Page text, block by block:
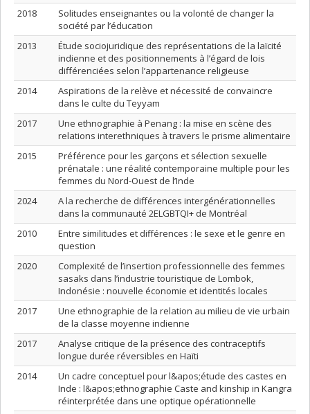
2018
Solitudes enseignantes ou la volonté de changer la
société par l’éducation
2013
Étude sociojuridique des représentations de la laïcité
indienne et des positionnements à l’égard de lois
différenciées selon l’appartenance religieuse
2014
Aspirations de la relève et nécessité de convaincre
dans le culte du Teyyam
2017
Une ethnographie à Penang : la mise en scène des
relations interethniques à travers le prisme alimentaire
2015
Préférence pour les garçons et sélection sexuelle
prénatale : une réalité contemporaine multiple pour les
femmes du Nord-Ouest de l’Inde
2024
A la recherche de différences intergénérationnelles
dans la communauté 2ELGBTQI+ de Montréal
2010
Entre similitudes et différences : le sexe et le genre en
question
2020
Complexité de l’insertion professionnelle des femmes
sasaks dans l’industrie touristique de Lombok,
Indonésie : nouvelle économie et identités locales
2017
Une ethnographie de la relation au milieu de vie urbain
de la classe moyenne indienne
2017
Analyse critique de la présence des contraceptifs
longue durée réversibles en Haïti
2014
Un cadre conceptuel pour l&apos;étude des castes en
Inde : l&apos;ethnographie Caste and kinship in Kangra
réinterprétée dans une optique opérationnelle